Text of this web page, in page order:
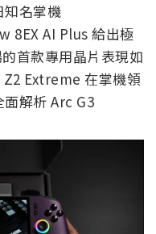
知名掌機
8EX AI Plus 給出極
首款專用晶片表現如
Extreme 在掌機領
解析 Arc G3